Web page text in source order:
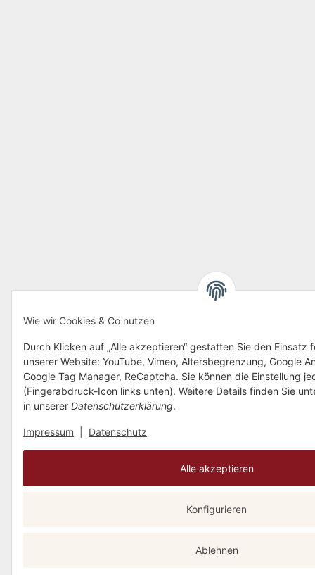
Alle akzeptieren
Konfigurieren
Ablehnen
Wie wir Cookies & Co nutzen
Durch Klicken auf „Alle akzeptieren“ gestatten Sie den Einsatz
unserer Website: YouTube, Vimeo, Altersbegrenzung, Google
Google Tag Manager, ReCaptcha. Sie können die Einstellung
(Fingerabdruck-Icon links unten). Weitere Details finden Sie
in unserer Datenschutzerklärung.
Impressum Datenschutz